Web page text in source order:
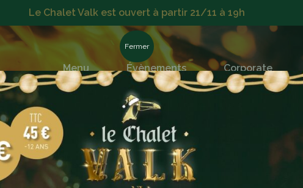
Le Chalet Valk est ouvert à partir 21/11 à 19h
Menu Évènements Corporate
Fermer